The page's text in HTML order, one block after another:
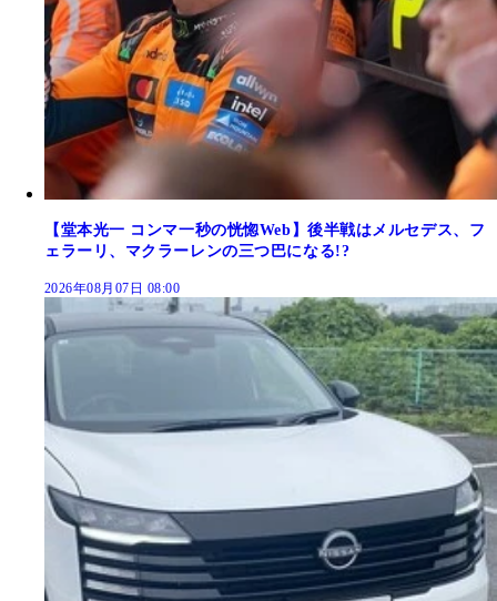
【堂本光一 コンマ一秒の恍惚Web】後半戦はメルセデス、フ
ェラーリ、マクラーレンの三つ巴になる!?
2026年08月07日 08:00